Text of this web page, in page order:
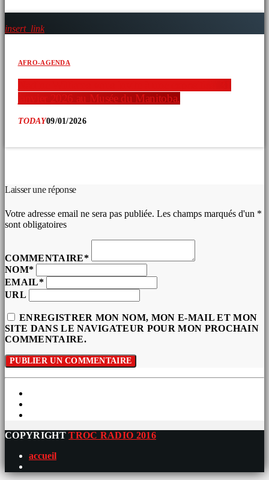
insert_link
AFRO-AGENDA
janvier 2026 au Musée du Manitoba.
TODAY09/01/2026
Laisser une réponse
Votre adresse email ne sera pas publiée. Les champs marqués d'un *
sont obligatoires
COMMENTAIRE*
NOM*
EMAIL*
URL
ENREGISTRER MON NOM, MON E-MAIL ET MON
SITE DANS LE NAVIGATEUR POUR MON PROCHAIN
COMMENTAIRE.
COPYRIGHTTROC RADIO 2016
accueil